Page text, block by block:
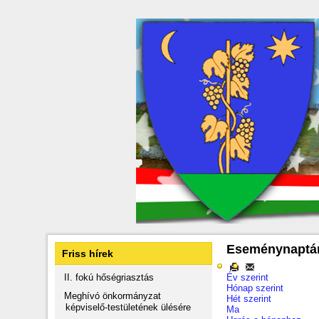
Friss hírek
II. fokú hőségriasztás
Meghívó önkormányzat
képviselő-testületének ülésére
Év szerint
Hónap szerint
Hét szerint
Ma